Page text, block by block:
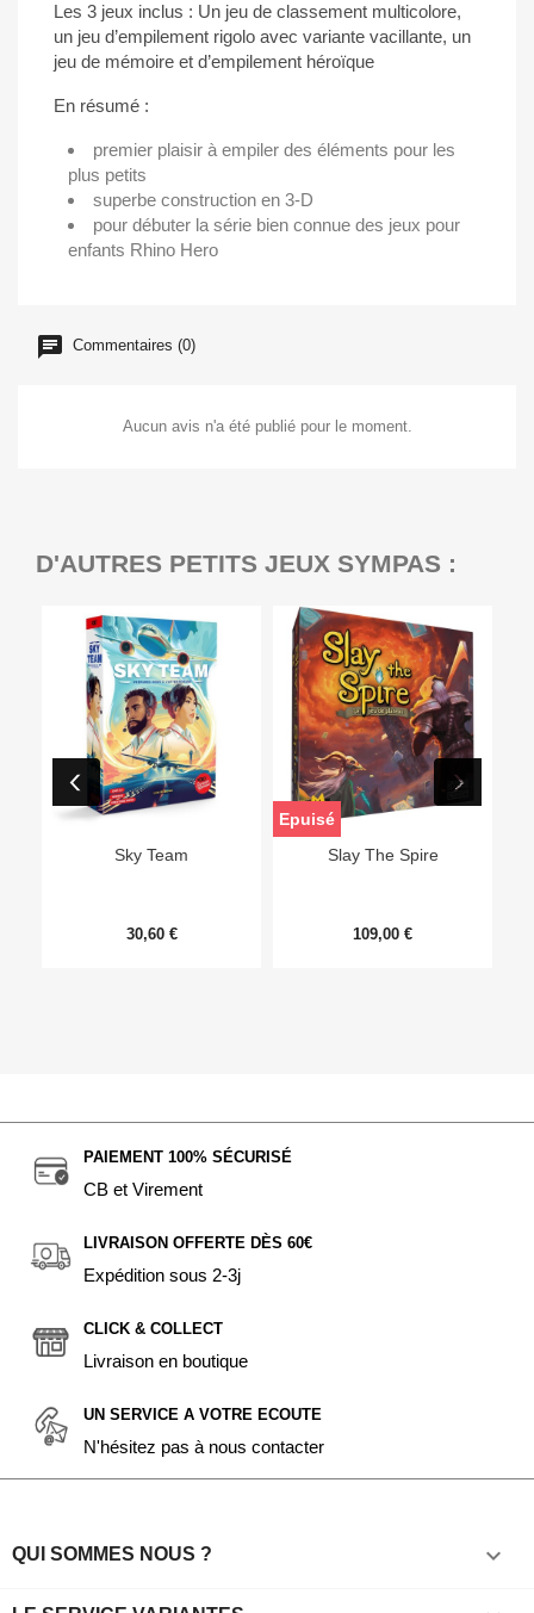
Les 3 jeux inclus : Un jeu de classement multicolore,
un jeu d’empilement rigolo avec variante vacillante, un
jeu de mémoire et d’empilement héroïque
En résumé :
premier plaisir à empiler des éléments pour les
plus petits
superbe construction en 3-D
pour débuter la série bien connue des jeux pour
enfants Rhino Hero
Commentaires (0)
Aucun avis n'a été publié pour le moment.
D'AUTRES PETITS JEUX SYMPAS :
Sky Team
30,60 €
Slay The Spire
109,00 €
Epuisé
PAIEMENT 100% SÉCURISÉ
CB et Virement
LIVRAISON OFFERTE DÈS 60€
Expédition sous 2-3j
CLICK & COLLECT
Livraison en boutique
UN SERVICE A VOTRE ECOUTE
N'hésitez pas à nous contacter
QUI SOMMES NOUS ? 